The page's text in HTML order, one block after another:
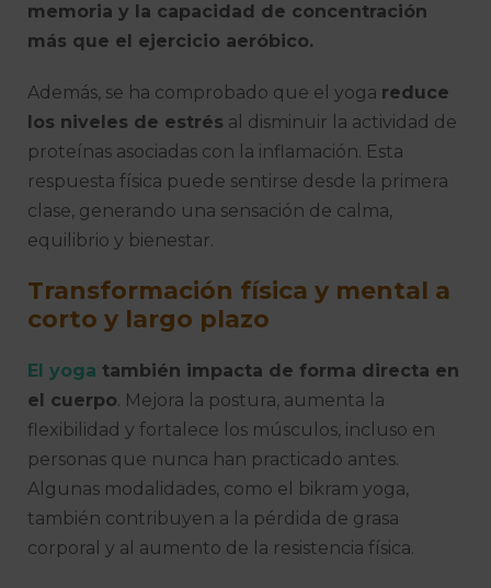
memoria y la capacidad de concentración
más que el ejercicio aeróbico.
Además, se ha comprobado que el yoga reduce
los niveles de estrés al disminuir la actividad de
proteínas asociadas con la inflamación. Esta
respuesta física puede sentirse desde la primera
clase, generando una sensación de calma,
equilibrio y bienestar.
Transformación física y mental a
corto y largo plazo
El yoga también impacta de forma directa en
el cuerpo. Mejora la postura, aumenta la
flexibilidad y fortalece los músculos, incluso en
personas que nunca han practicado antes.
Algunas modalidades, como el bikram yoga,
también contribuyen a la pérdida de grasa
corporal y al aumento de la resistencia física.